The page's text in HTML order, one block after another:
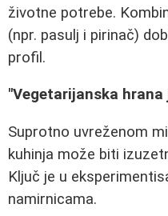
životne potrebe.
(npr. pasulj i pirinač)
profil.
"Vegetarijanska hrana
Suprotno uvreženom
kuhinja može biti
Ključ je u
namirnicama.